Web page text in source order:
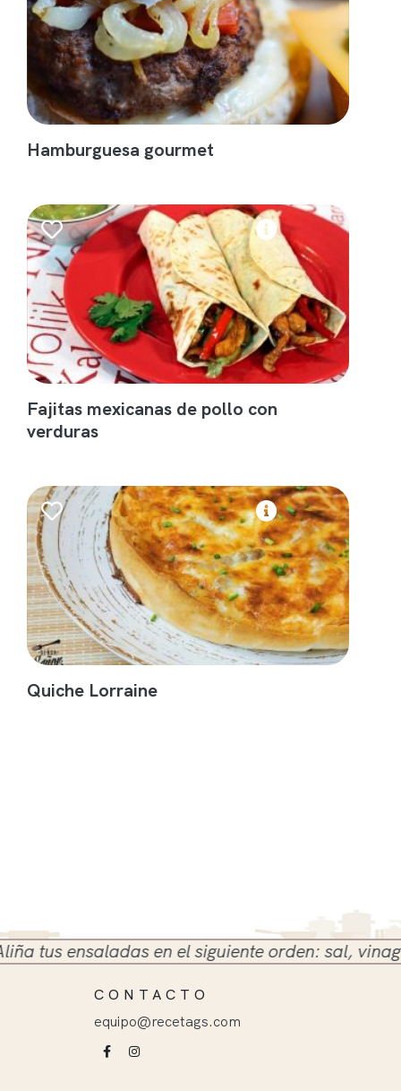
Hamburguesa gourmet
Fajitas mexicanas de pollo con
verduras
Quiche Lorraine
ensaladas en el siguiente orden: sal, vinagre y
CONTACTO
equipo@recetags.com